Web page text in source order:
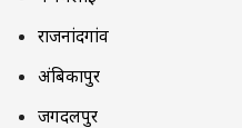
राजनांदगांव
अंबिकापुर
जगदलपुर